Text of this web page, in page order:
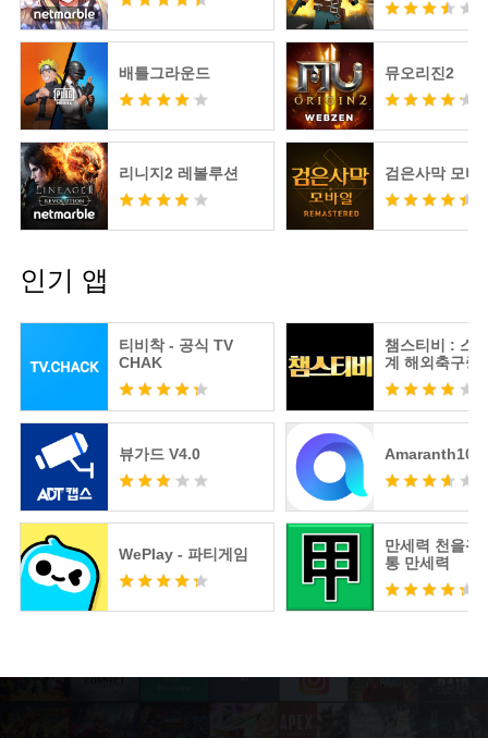
배틀그라운드 뮤오리진2
리니지2 레볼루션 검은사막 모바
인기 앱
티비착 - 공식 TV
CHAK
뷰가드 V4.0
WePlay - 파티게임
챔스티비 : 스
계 해외축구중
츠분석
Amaranth10
만세력 천을귀
통 만세력